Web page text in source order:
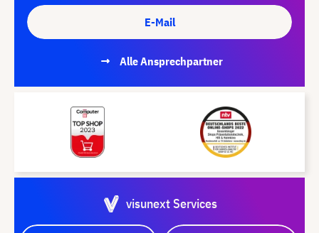
E-Mail
Alle Ansprechpartner
visunext Services